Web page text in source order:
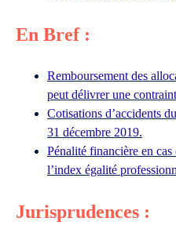
En Bref :
Remboursement des
peut délivrer une
Cotisations d’accidents
31 décembre 2019.
Pénalité financière en
l’index égalité
Jurisprudences :